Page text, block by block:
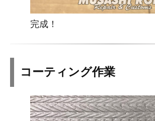
完成！
コーティング作業